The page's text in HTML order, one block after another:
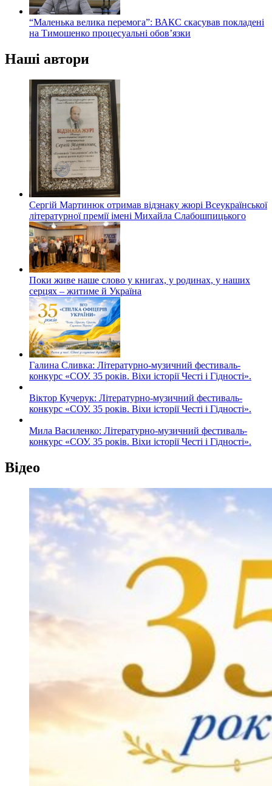
“Маленька велика перемога”: ВАКС скасував покладені
на Тимошенко процесуальні обов’язки
Наші автори
Сергій Мартинюк отримав відзнаку жюрі Всеукраїнської
літературної премії імені Михайла Слабошпицького
Поки живе наше слово у книгах, у родинах, у наших
серцях – житиме й Україна
Галина Сливка: Літературно-музичний фестиваль-
конкурс «СОУ. 35 років. Віхи історії Честі і Гідності».
Віктор Кучерук: Літературно-музичний фестиваль-
конкурс «СОУ. 35 років. Віхи історії Честі і Гідності».
Мила Василенко: Літературно-музичний фестиваль-
конкурс «СОУ. 35 років. Віхи історії Честі і Гідності».
Відео